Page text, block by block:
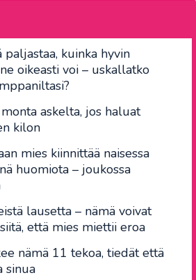
paljastaa, kuinka hyvin
oikeasti voi – uskallatko
askelta, jos haluat
kilon
mies kiinnittää naisessa
huomiota – joukossa
lausetta – nämä voivat
että mies miettii eroa
nämä 11 tekoa, tiedät että
sinua